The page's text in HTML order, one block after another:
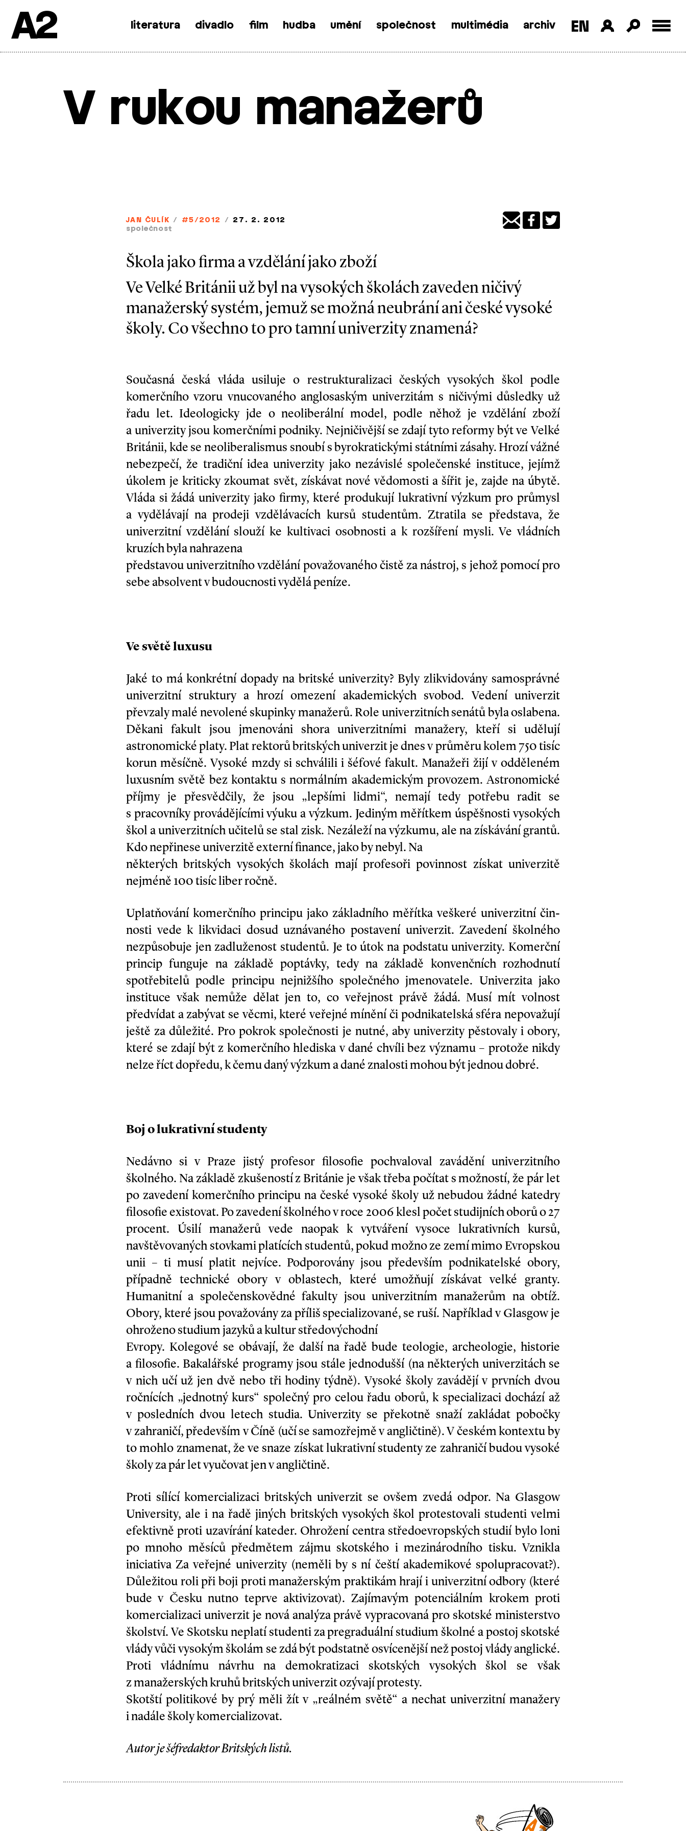
SkipA2 literatura divadlo film hudba umění společnost multimédia archiv
V rukou manažerů
JAN ČULÍK / #5/2012 / 27. 2. 2012
společnost
Škola jako firma a vzdělání jako zboží
Ve Velké Británii už byl na vysokých školách zaveden ničivý
manažerský systém, jemuž se možná neubrání ani české vysoké
školy. Co všechno to pro tamní univerzity znamená?
Současná česká vláda usiluje o restrukturalizaci českých vysokých škol podle
komerčního vzoru vnucovaného anglosaským univerzitám s ničivými důsledky už
řadu let. Ideologicky jde o neoliberální model, podle něhož je vzdělání zboží
a univerzity jsou komerčními podniky. Nejničivější se zdají tyto reformy být ve Velké
Británii, kde se neoliberalismus snoubí s byrokratickými státními zásahy. Hrozí vážné
nebezpečí, že tradiční idea univerzity jako nezávislé společenské instituce, jejímž
úkolem je kriticky zkoumat svět, získávat nové vědomosti a šířit je, zajde na úbytě.
Vláda si žádá univerzity jako firmy, které produkují lukrativní výzkum pro průmysl
a vydělávají na prodeji vzdělávacích kursů studentům. Ztratila se představa, že
univerzitní vzdělání slouží ke kultivaci osobnosti a k rozšíření mysli. Ve vládních
kruzích byla nahrazena
představou univerzitního vzdělání považovaného čistě za nástroj, s jehož pomocí pro
sebe absolvent v budoucnosti vydělá peníze.
Ve světě luxusu
Jaké to má konkrétní dopady na britské univerzity? Byly zlikvidovány samosprávné
univerzitní struktury a hrozí omezení akademických svobod. Vedení univerzit
převzaly malé nevolené skupinky manažerů. Role univerzitních senátů byla oslabena.
Děkani fakult jsou jmenováni shora univerzitními manažery, kteří si udělují
astronomické platy. Plat rektorů britských univerzit je dnes v průměru kolem 750 tisíc
korun měsíčně. Vysoké mzdy si schválili i šéfové fakult. Manažeři žijí v odděleném
luxusním světě bez kontaktu s normálním akademickým provozem. Astronomické
příjmy je přesvědčily, že jsou „lepšími lidmi“, nemají tedy potřebu radit se
s pracovníky provádějícími výuku a výzkum. Jediným měřítkem úspěšnosti vysokých
škol a univerzitních učitelů se stal zisk. Nezáleží na výzkumu, ale na získávání grantů.
Kdo nepřinese univerzitě externí finance, jako by nebyl. Na
některých britských vysokých školách mají profesoři povinnost získat univerzitě
nejméně 100 tisíc liber ročně.
Uplatňování komerčního principu jako základního měřítka veškeré univerzitní čin­­­
nosti vede k likvidaci dosud uznávaného postavení univerzit. Zavedení školného
nezpůsobuje jen zadluženost studentů. Je to útok na podstatu univerzity. Komerční
princip funguje na základě poptávky, tedy na základě konvenčních rozhodnutí
spotřebitelů podle principu nejnižšího společného jmenovatele. Univerzita jako
instituce však nemůže dělat jen to, co veřejnost právě žádá. Musí mít volnost
předvídat a zabývat se věcmi, které veřejné mínění či podnikatelská sféra nepovažují
ještě za důležité. Pro pokrok společnosti je nutné, aby univerzity pěstovaly i obory,
které se zdají být z komerčního hlediska v dané chvíli bez významu – protože nikdy
nelze říct dopředu, k čemu daný výzkum a dané znalosti mohou být jednou dobré.
Boj o lukrativní studenty
Nedávno si v Praze jistý profesor filosofie pochvaloval zavádění univerzitního
školného. Na základě zkušeností z Británie je však třeba počítat s možností, že pár let
po zavedení komerčního principu na české vysoké školy už nebudou žádné katedry
filosofie existovat. Po zavedení školného v roce 2006 klesl počet studijních oborů o 27
procent. Úsilí manažerů vede naopak k vytváření vysoce lukrativních kursů,
navštěvovaných stovkami platících studentů, pokud možno ze zemí mimo Evropskou
unii – ti musí platit nejvíce. Podporovány jsou především podnikatelské obory,
případně technické obory v oblastech, které umožňují získávat velké granty.
Humanitní a společenskovědné fakulty jsou univerzitním manažerům na obtíž.
Obory, které jsou považovány za příliš specializované, se ruší. Například v Glasgow je
ohroženo studium jazyků a kultur středovýchodní
Evropy. Kolegové se obávají, že další na řadě bude teologie, archeologie, historie
a filosofie. Bakalářské programy jsou stále jednodušší (na některých univerzitách se
v nich učí už jen dvě nebo tři hodiny týdně). Vysoké školy zavádějí v prvních dvou
ročnících „jednotný kurs“ společný pro celou řadu oborů, k specializaci dochází až
v posledních dvou letech studia. Univerzity se překotně snaží zakládat pobočky
v zahraničí, především v Číně (učí se samozřejmě v angličtině). V českém kontextu by
to mohlo znamenat, že ve snaze získat lukrativní studenty ze zahraničí budou vysoké
školy za pár let vyučovat jen v angličtině.
Proti sílící komercializaci britských univerzit se ovšem zvedá odpor. Na Glasgow
University, ale i na řadě jiných britských vysokých škol protestovali studenti velmi
efektivně proti uzavírání kateder. Ohrožení centra středoevropských studií bylo loni
po mnoho měsíců předmětem zájmu skotského i mezinárodního tisku. Vznikla
iniciativa Za veřejné univerzity (neměli by s ní čeští akademikové spolupracovat?).
Důležitou roli při boji proti manažerským praktikám hrají i univerzitní odbory (které
bude v Česku nutno teprve aktivizovat). Zajímavým potenciálním krokem proti
komercializaci univerzit je nová analýza právě vypracovaná pro skotské ministerstvo
školství. Ve Skotsku neplatí studenti za pregraduální studium školné a postoj skotské
vlády vůči vysokým školám se zdá být podstatně osvícenější než postoj vlády anglické.
Proti vládnímu návrhu na demokratizaci skotských vysokých škol se však
z manažerských kruhů britských univerzit ozývají protesty.
Skotští politikové by prý měli žít v „reálném světě“ a nechat univerzitní manažery
i nadále školy komercializovat.
Autor je šéfredaktor Britských listů.